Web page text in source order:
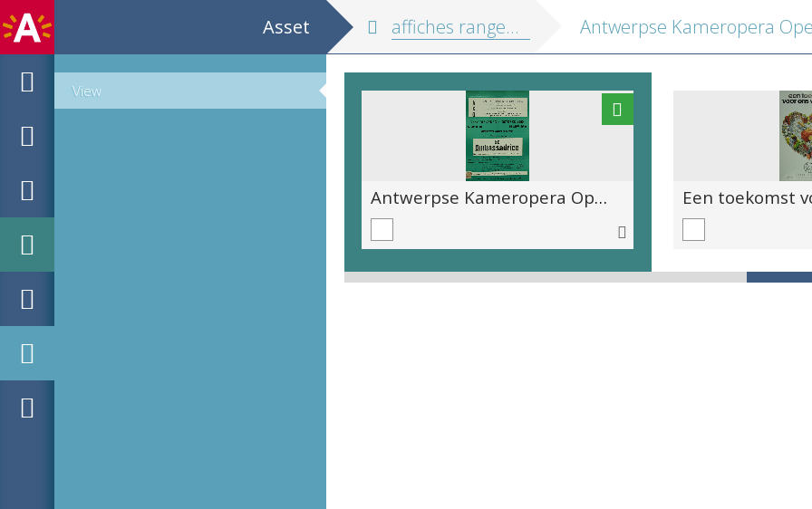
Asset
View
affiches range 22
Antwerpse Kameropera Openingsvoorstelling Met de Nederlandse creatie van De Ambassadrice Komische opera in 3 bedrijven door D.F.E. Auber Regie: Francine Bruylants